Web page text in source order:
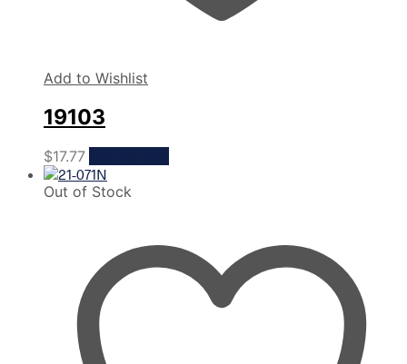
Add to Wishlist
19103
$17.77
Out of Stock